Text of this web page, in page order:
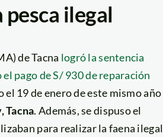
ilegal
de Tacna logró la sentencia
pago de S/ 930 de reparación
19 de enero de este mismo año
Tacna. Además, se dispuso el
para realizar la faena ilegal